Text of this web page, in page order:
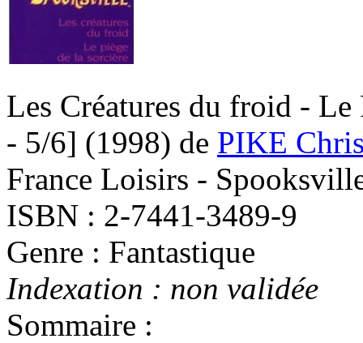
Les Créatures du froid - Le
- 5/6] (1998) de PIKE
France Loisirs -
ISBN : 2-7441-3489-9
Genre : Fantastique
Indexation : non validée
Sommaire :